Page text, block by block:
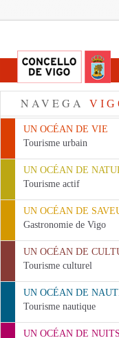
NAVEGA
UN OCÉAN DE VIE
Tourisme urbain
UN OCÉAN DE
Tourisme actif
UN OCÉAN DE
Gastronomie de Vigo
UN OCÉAN DE
Tourisme culturel
UN OCÉAN DE
Tourisme nautique
UN OCÉAN DE NUITS